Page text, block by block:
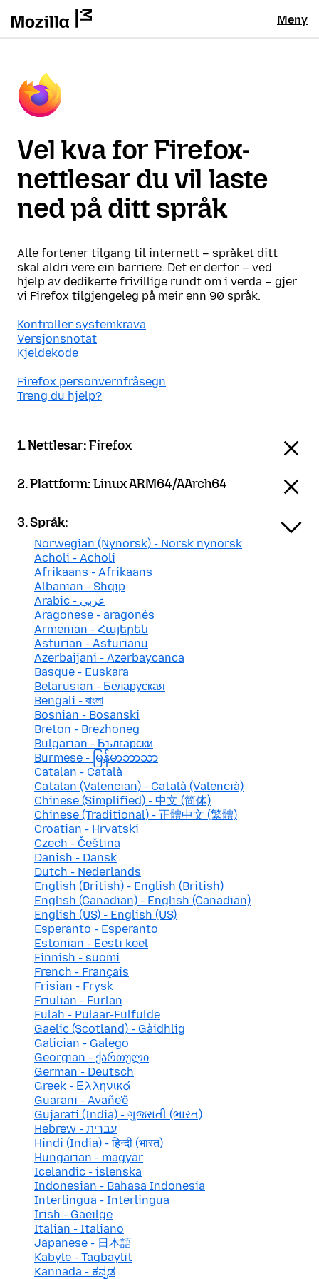
Meny
Vel kva for Firefox-
nettlesar du vil laste
ned på ditt språk
Alle fortener tilgang til internett – språket ditt
skal aldri vere ein barriere. Det er derfor – ved
hjelp av dedikerte frivillige rundt om i verda – gjer
vi Firefox tilgjengeleg på meir enn 90 språk.
Kontroller systemkrava
Versjonsnotat
Kjeldekode
Firefox personvernfråsegn
Treng du hjelp?
1. Nettlesar:Firefox
2. Plattform:Linux ARM64/AArch64
3. Språk:
Norwegian (Nynorsk) - Norsk nynorsk
Acholi - Acholi
Afrikaans - Afrikaans
Albanian - Shqip
Arabic - عربي
Aragonese - aragonés
Armenian - Հայերեն
Asturian - Asturianu
Azerbaijani - Azərbaycanca
Basque - Euskara
Belarusian - Беларуская
Bengali - বাংলা
Bosnian - Bosanski
Breton - Brezhoneg
Bulgarian - Български
Burmese - မြန်မာဘာသာ
Catalan - Català
Catalan (Valencian) - Català (Valencià)
Chinese (Simplified) - 中文 (简体)
Chinese (Traditional) - 正體中文 (繁體)
Croatian - Hrvatski
Czech - Čeština
Danish - Dansk
Dutch - Nederlands
English (British) - English (British)
English (Canadian) - English (Canadian)
English (US) - English (US)
Esperanto - Esperanto
Estonian - Eesti keel
Finnish - suomi
French - Français
Frisian - Frysk
Friulian - Furlan
Fulah - Pulaar-Fulfulde
Gaelic (Scotland) - Gàidhlig
Galician - Galego
Georgian - ქართული
German - Deutsch
Greek - Ελληνικά
Guarani - Avañe'ẽ
Gujarati (India) - ગુજરાતી (ભારત)
Hebrew - עברית
Hindi (India) - हिन्दी (भारत)
Hungarian - magyar
Icelandic - íslenska
Indonesian - Bahasa Indonesia
Interlingua - Interlingua
Irish - Gaeilge
Italian - Italiano
Japanese - 日本語
Kabyle - Taqbaylit
Kannada - ಕನ್ನಡ